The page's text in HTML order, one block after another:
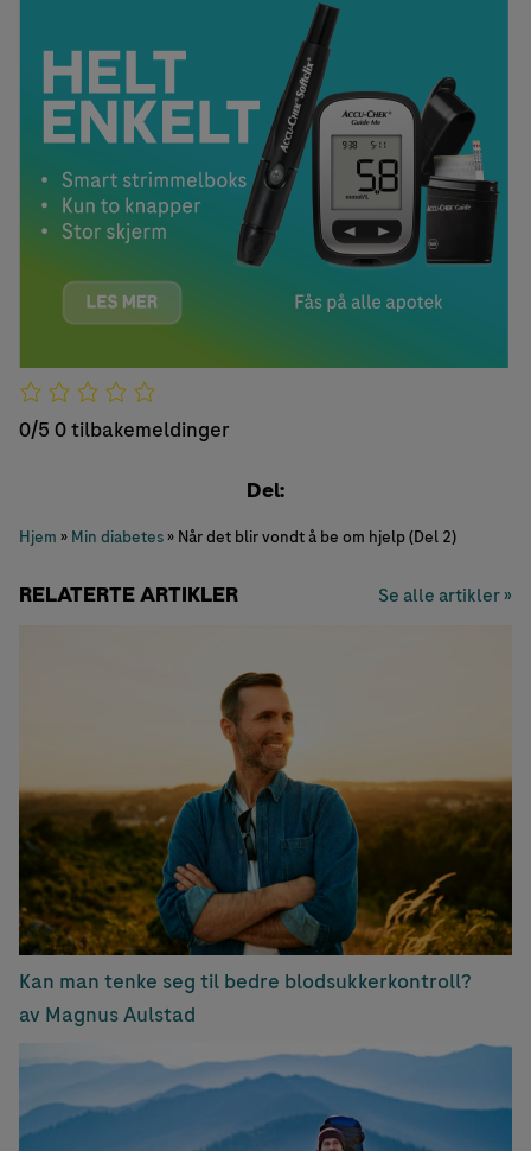
0/5 0 tilbakemeldinger
Del:
Hjem » Min diabetes» Når det blir vondt å be om hjelp (Del 2)
RELATERTE ARTIKLER Se alle artikler »
Kan man tenke seg til bedre blodsukkerkontroll?
av Magnus Aulstad